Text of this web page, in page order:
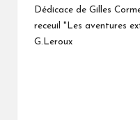
Dédicace de Gilles
receuil "Les aventures
G.Leroux